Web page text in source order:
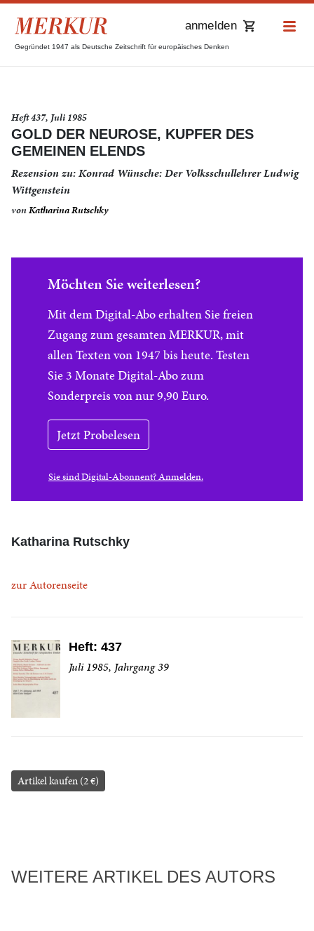
Gegründet 1947 als Deutsche Zeitschrift für europäisches Denken
anmelden
Heft 437, Juli 1985
GOLD DER NEUROSE, KUPFER DES
GEMEINEN ELENDS
Rezension zu: Konrad Wünsche: Der Volksschullehrer Ludwig
Wittgenstein
vonKatharina Rutschky
Möchten Sie weiterlesen?
Mit dem Digital-Abo erhalten Sie freien
Zugang zum gesamten MERKUR, mit
allen Texten von 1947 bis heute. Testen
Sie 3 Monate Digital-Abo zum
Sonderpreis von nur 9,90 Euro.
Jetzt Probelesen
Sie sind Digital-Abonnent? Anmelden.
Katharina Rutschky
zur Autorenseite
Heft: 437
Juli 1985, Jahrgang 39
Artikel kaufen (2 €)
WEITERE ARTIKEL DES AUTORS